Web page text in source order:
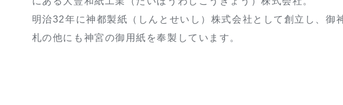
明治32年に神都製紙（しんとせいし）株式会社として創立し、御
札の他にも神宮の御用紙を奉製しています。